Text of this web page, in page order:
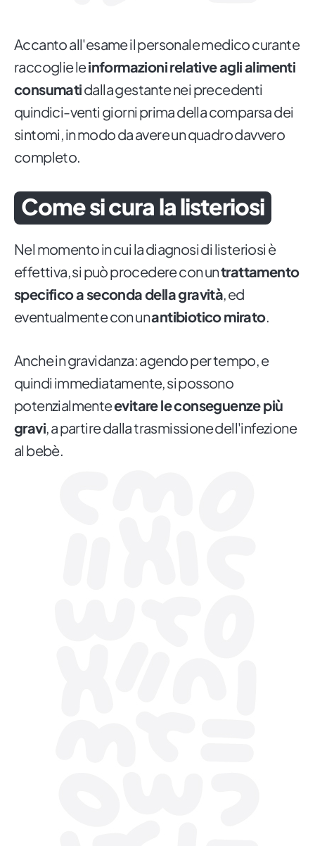
Accanto all'esame il personale medico curante
raccoglie leinformazioni relative agli alimenti
consumatidalla gestante nei precedenti
quindici-venti giorni prima della comparsa dei
sintomi, in modo da avere un quadro davvero
completo.
Come si cura la listeriosi
Nel momento in cui la diagnosi di listeriosi è
effettiva, si può procedere con untrattamento
specifico a seconda della gravità, ed
eventualmente con unantibiotico mirato.
Anche in gravidanza: agendo per tempo, e
quindi immediatamente, si possono
potenzialmenteevitare le conseguenze più
gravi, a partire dalla trasmissione dell'infezione
al bebè.